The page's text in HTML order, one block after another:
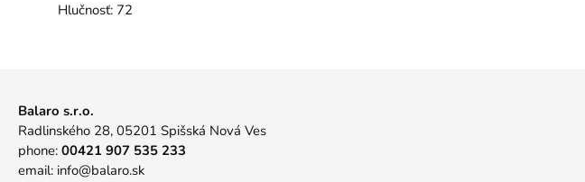
Hlučnosť:72
Balaro s.r.o.
Radlinského 28, 05201 Spišská Nová Ves
phone: 00421 907 535 233
email: info@balaro.sk